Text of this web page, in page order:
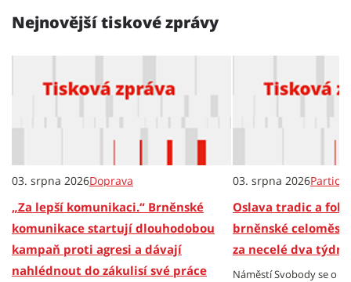
Nejnovější tiskové zprávy
03. srpna 2026Doprava
„Za lepší komunikaci.“ Brněnské
komunikace startují dlouhodobou
kampaň proti agresi a dávají
nahlédnout do zákulisí své práce
03. srpna 2026
Oslava tradic a
brněnské
za necelé dva týdny
Náměstí Svobody se o